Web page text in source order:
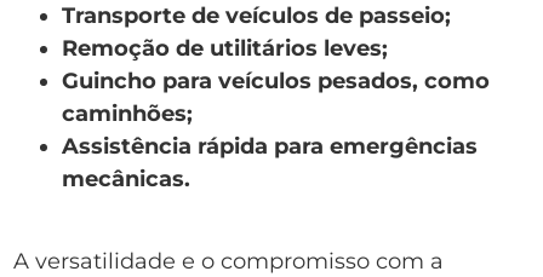
Transporte de veículos de passeio;
Remoção de utilitários leves;
Guincho para veículos pesados, como
caminhões;
Assistência rápida para emergências
mecânicas.
A versatilidade e o compromisso com a